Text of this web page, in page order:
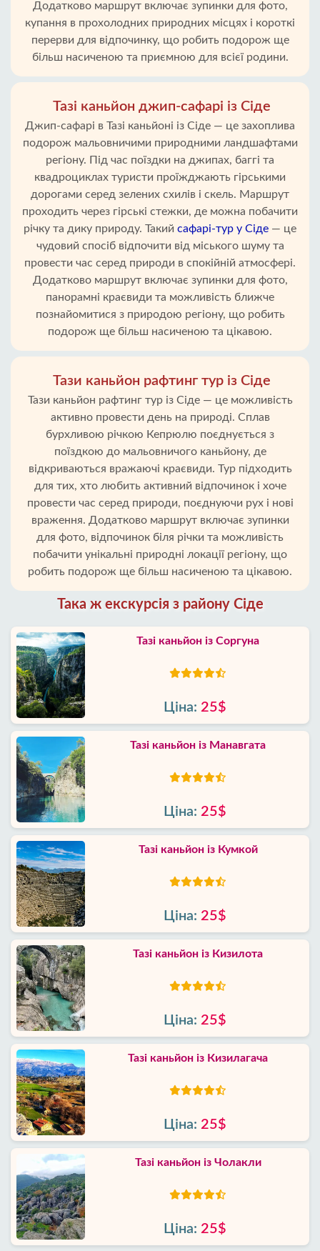
Додатково маршрут включає зупинки для фото,
купання в прохолодних природних місцях і короткі
перерви для відпочинку, що робить подорож ще
більш насиченою та приємною для всієї родини.
Тазі каньйон джип-сафарі із Сіде
Джип-сафарі в Тазі каньйоні із Сіде — це захоплива
подорож мальовничими природними ландшафтами
регіону. Під час поїздки на джипах, баггі та
квадроциклах туристи проїжджають гірськими
дорогами серед зелених схилів і скель. Маршрут
проходить через гірські стежки, де можна побачити
річку та дику природу. Такий сафарі-тур у Сіде — це
чудовий спосіб відпочити від міського шуму та
провести час серед природи в спокійній атмосфері.
Додатково маршрут включає зупинки для фото,
панорамні краєвиди та можливість ближче
познайомитися з природою регіону, що робить
подорож ще більш насиченою та цікавою.
Тази каньйон рафтинг тур із Сіде
Тази каньйон рафтинг тур із Сіде — це можливість
активно провести день на природі. Сплав
бурхливою річкою Кепрюлю поєднується з
поїздкою до мальовничого каньйону, де
відкриваються вражаючі краєвиди. Тур підходить
для тих, хто любить активний відпочинок і хоче
провести час серед природи, поєднуючи рух і нові
враження. Додатково маршрут включає зупинки
для фото, відпочинок біля річки та можливість
побачити унікальні природні локації регіону, що
робить подорож ще більш насиченою та цікавою.
Така ж екскурсія з району Сіде
Тазі каньйон із Соргуна
Ціна: 25$
Тазі каньйон із Манавгата
Ціна: 25$
Тазі каньйон із Кумкой
Ціна: 25$
Тазі каньйон із Кизилота
Ціна: 25$
Тазі каньйон із Кизилагача
Ціна: 25$
Тазі каньйон із Чолакли
Ціна: 25$